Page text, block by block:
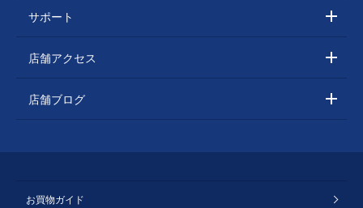
サポート
店舗アクセス
店舗ブログ
お買物ガイド